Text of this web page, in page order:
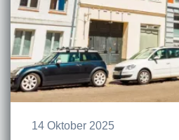
14 Oktober 2025